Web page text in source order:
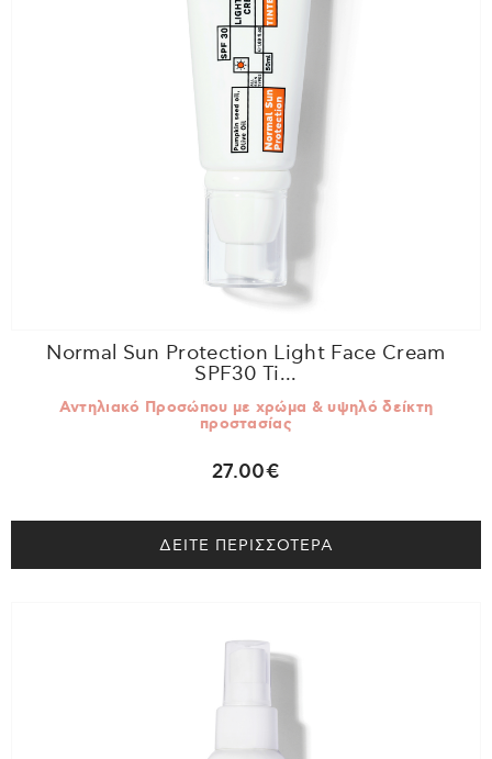
Normal Sun Protection Light Face Cream
SPF30 Ti...
Αντηλιακό Προσώπου με χρώμα & υψηλό δείκτη
προστασίας
27.00€
ΔΕΙΤΕ ΠΕΡΙΣΣΟΤΕΡΑ